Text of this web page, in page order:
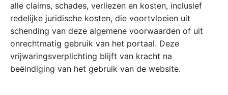
alle claims, schades, verliezen en kosten, inclusief
redelijke juridische kosten, die voortvloeien uit
schending van deze algemene voorwaarden of uit
onrechtmatig gebruik van het portaal. Deze
vrijwaringsverplichting blijft van kracht na
beëindiging van het gebruik van de website.